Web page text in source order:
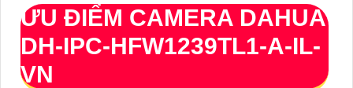
ƯU ĐIỂM CAMERA DAHUA
DH-IPC-HFW1239TL1-A-IL-
VN